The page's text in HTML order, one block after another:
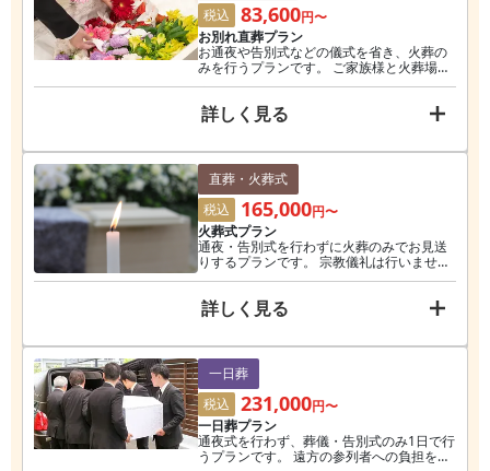
税込
83,600円〜
お別れ直葬プラン
お通夜や告別式などの儀式を省き、火葬の
みを行うプランです。 ご家族様と火葬場に
て待ち合わせをして行います。 ※無料会員
詳しく見る
直葬・火葬式
税込
165,000円〜
火葬式プラン
通夜・告別式を行わずに火葬のみでお見送
りするプランです。 宗教儀礼は行いません
が、当社会館にて お別れ時間を設け、ゆっ
価格
詳しく見る
一日葬
税込
231,000円〜
一日葬プラン
通夜式を行わず、葬儀・告別式のみ1日で行
うプランです。 遠方の参列者への負担を軽